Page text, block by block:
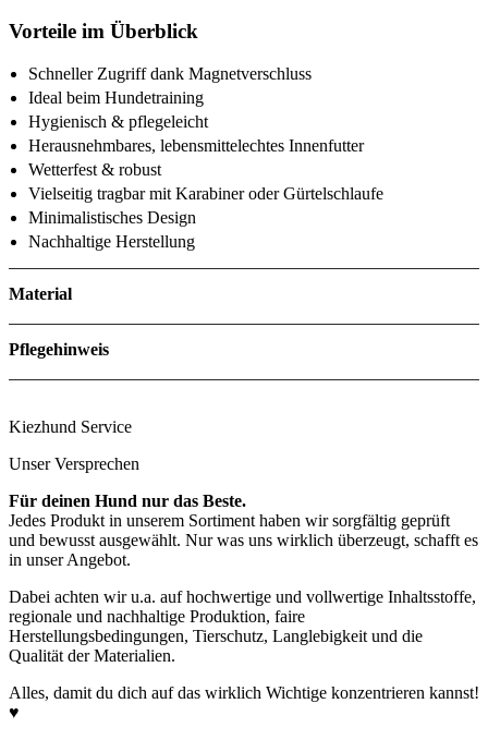
Vorteile im Überblick
Schneller Zugriff dank Magnetverschluss
Ideal beim Hundetraining
Hygienisch & pflegeleicht
Herausnehmbares, lebensmittelechtes Innenfutter
Wetterfest & robust
Vielseitig tragbar mit Karabiner oder Gürtelschlaufe
Minimalistisches Design
Nachhaltige Herstellung
Material
Außenmaterial 1: 100 % Polyester (recycelt)
Außenmaterial 2: 100 % Polyester
Futter: 100 % Polyester (recycelt)
Pflegehinweis
Kiezhund Service
Unser Versprechen
Für deinen Hund nur das Beste.
Jedes Produkt in unserem Sortiment haben wir sorgfältig geprüft
und bewusst ausgewählt. Nur was uns wirklich überzeugt, schafft es
in unser Angebot.
Dabei achten wir u.a. auf hochwertige und vollwertige Inhaltsstoffe,
regionale und nachhaltige Produktion, faire
Herstellungsbedingungen, Tierschutz, Langlebigkeit und die
Qualität der Materialien.
Alles, damit du dich auf das wirklich Wichtige konzentrieren kannst!
♥